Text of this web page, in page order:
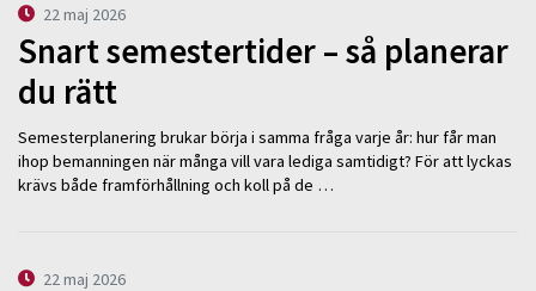
22 maj 2026
Snart semestertider – så planerar
du rätt
Semesterplanering brukar börja i samma fråga varje år: hur får man
ihop bemanningen när många vill vara lediga samtidigt? För att lyckas
krävs både framförhållning och koll på de …
22 maj 2026